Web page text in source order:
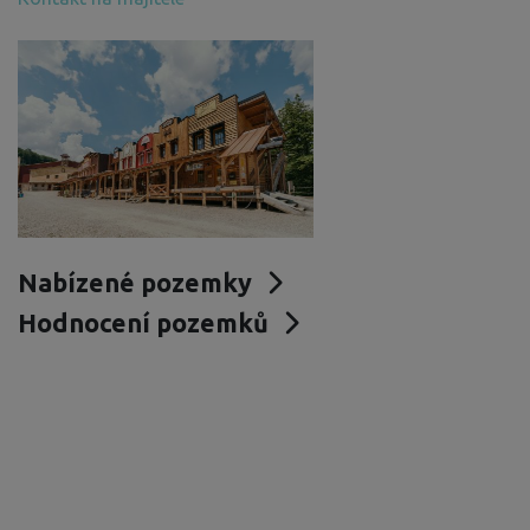
Nabízené pozemky
Hodnocení pozemků